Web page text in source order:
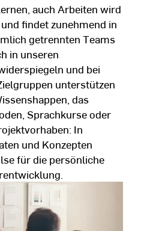
auch Arbeiten wird
findet zunehmend in
getrennten Teams
in unseren
und bei
unterstützen
das
Sprachkurse oder
In
und Konzepten
für die persönliche